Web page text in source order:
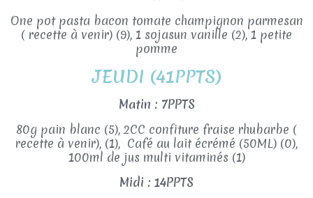
One pot pasta bacon tomate champignon parmesan
( recette à venir) (9), 1 sojasun vanille (2), 1 petite
pomme
JEUDI (41PPTS)
Matin : 7PPTS
80g pain blanc (5), 2CC confiture fraise rhubarbe (
recette à venir), (1), Café au lait écrémé (50ML) (0),
100ml de jus multi vitaminés (1)
Midi : 14PPTS